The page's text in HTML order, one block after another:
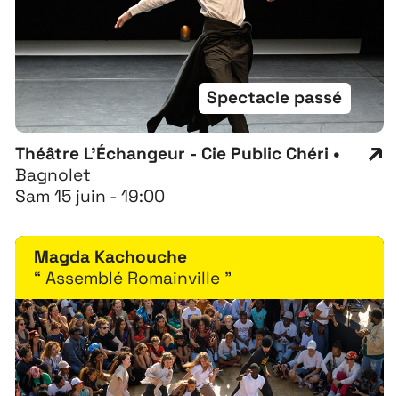
Théâtre L'Échangeur - Cie Public Chéri •
Bagnolet
Sam 15 juin - 19:00
Spectacle passé
Magda Kachouche
“ Assemblé Romainville ”